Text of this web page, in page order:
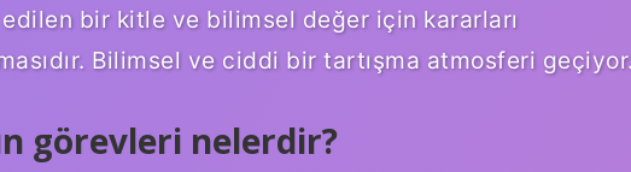
bir kitle ve bilimsel değer için kararları
Bilimsel ve ciddi bir tartışma atmosferi
görevleri nelerdir?